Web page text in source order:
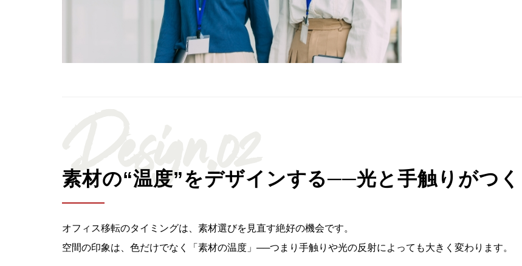
Design.02
素材の“温度”をデザインする──光と手触りがつ
オフィス移転のタイミングは、素材選びを見直す絶好の機会です。
空間の印象は、色だけでなく「素材の温度」──つまり手触りや光の反射によっても大きく変わります。